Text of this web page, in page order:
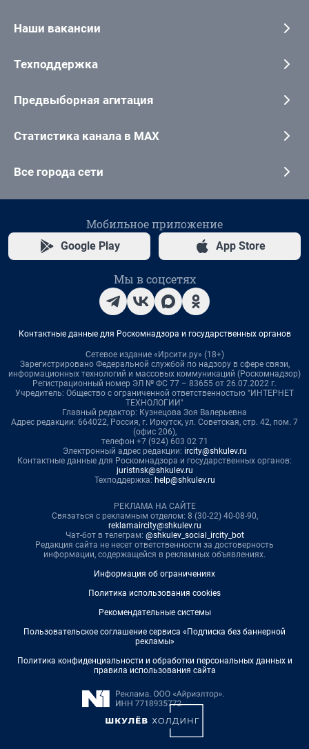
Наши вакансии
Техподдержка
Предвыборная агитация
Статистика канала в MAX
Все города сети
Мобильное приложение
Google Play App Store
Мы в соцсетях
Контактные данные для Роскомнадзора и государственных органов
Сетевое издание «Ирсити.ру» (18+)
Зарегистрировано Федеральной службой по надзору в сфере связи,
информационных технологий и массовых коммуникаций (Роскомнадзор)
Регистрационный номер ЭЛ № ФС 77 – 83655 от 26.07.2022 г.
Учредитель: Общество с ограниченной ответственностью "ИНТЕРНЕТ
ТЕХНОЛОГИИ"
Главный редактор: Кузнецова Зоя Валерьевна
Адрес редакции: 664022, Россия, г. Иркутск, ул. Советская, стр. 42, пом. 7
(офис 206),
телефон +7 (924) 603 02 71
Электронный адрес редакции: ircity@shkulev.ru
Контактные данные для Роскомнадзора и государственных органов:
juristnsk@shkulev.ru
Техподдержка: help@shkulev.ru
РЕКЛАМА НА САЙТЕ
Связаться с рекламным отделом: 8 (30-22) 40-08-90,
reklamaircity@shkulev.ru
Чат-бот в телеграм: @shkulev_social_ircity_bot
Редакция сайта не несет ответственности за достоверность
информации, содержащейся в рекламных объявлениях.
Информация об ограничениях
Политика использования cookies
Рекомендательные системы
Пользовательское соглашение сервиса «Подписка без баннерной
рекламы»
Политика конфиденциальности и обработки персональных данных и
правила использования сайта